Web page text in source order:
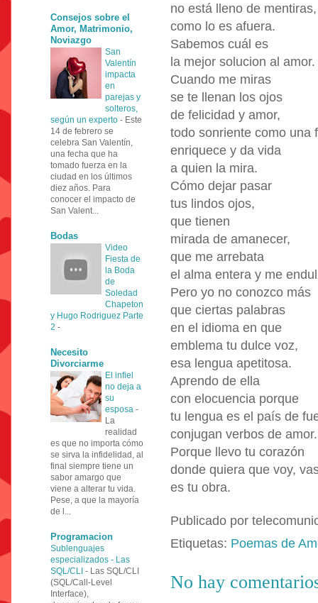
no está lleno de mentiras,
como lo es afuera.
Sabemos cuál es
la mejor solucion al amor.
Cuando me miras
se te llenan los ojos
de felicidad y amor,
todo sonriente como una
enriquece y da vida
a quien la mira.
Cómo dejar pasar
tus lindos ojos,
que tienen
mirada de amanecer,
que me arrebata
el alma entera y me
Pero yo no conozco más
que ciertas palabras
en el idioma en que
emblema tu dulce voz,
esa lengua apetitosa.
Aprendo de ella
con elocuencia porque
tu lengua es el país de
conjugan verbos de amor.
Porque llevo tu corazón
donde quiera que voy,
es tu obra.
Publicado por
Etiquetas: Poemas de
No hay
Consejos sobre el
Amor, Matrimonio,
Noviazgo
San
Valentín
impacta
en
parejas y
solteros,
según un experto - Este
14 de febrero se
celebra San Valentín,
una fecha que ha
tomado fuerza en la
ciudad en los últimos
diez años. Para
conocer el impacto de
San Valent...
Bodas
Video
Fiesta de
la Boda
de
Soledad
Chapeton
y Hugo Rodriguez Parte
2 -
Necesito
Divorciarme
El infiel
no deja a
su
esposa -
La
realidad
es que no importa cómo
se sirva la infidelidad, al
final siempre tiene un
sabor amargo que
viene a alterar tu vida.
Pese, a que la mayoría
de l...
Programacion
Sublenguajes
especializados - Las
SQL/CLI - Las SQL/CLI
(SQL/Call-Level
Interface),